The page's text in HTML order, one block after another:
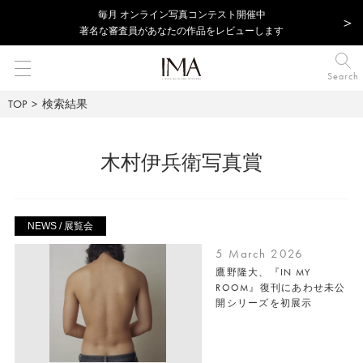
毎⽉ オンライン写真コンテスト開催中
著名な審査員があなたの作品をレビューします
Search
TOP 検索結果
木村伊兵衛写真賞
NEWS / 展覧会
5 March 2026
鷹野隆大、『IN MY
ROOM』復刊にあわせ未公
開シリーズを初展示